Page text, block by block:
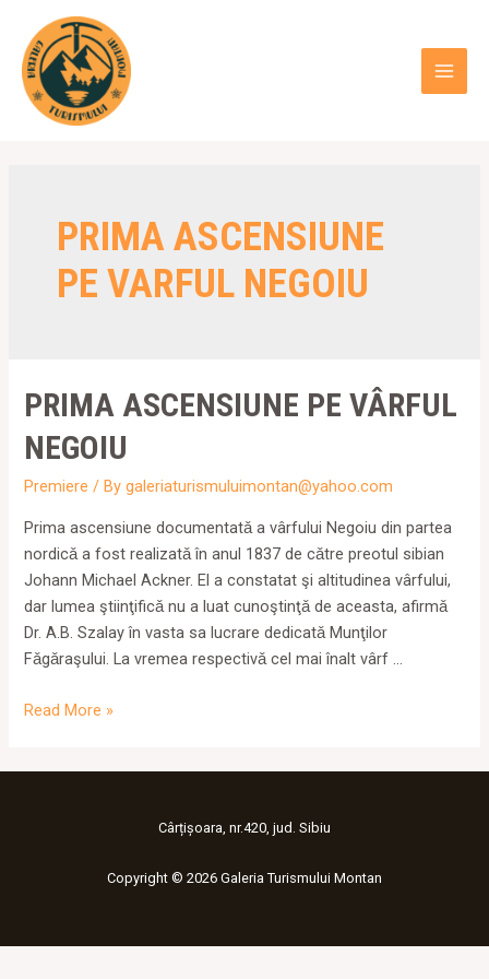
content
PRIMA ASCENSIUNE
PE VARFUL NEGOIU
PRIMA ASCENSIUNE PE VÂRFUL
NEGOIU
Premiere / Bygaleriaturismuluimontan@yahoo.com
Prima ascensiune documentatǎ a vârfului Negoiu din partea
nordicǎ a fost realizatǎ în anul 1837 de cǎtre preotul sibian
Johann Michael Ackner. El a constatat şi altitudinea vârfului,
dar lumea ştiinţificǎ nu a luat cunoştinţǎ de aceasta, afirmǎ
Dr. A.B. Szalay în vasta sa lucrare dedicatǎ Munţilor
Fǎgǎraşului. La vremea respectivǎ cel mai înalt vârf …
Prima
Read More »
Cârțișoara, nr.420, jud. Sibiu
Copyright © 2026 Galeria Turismului Montan